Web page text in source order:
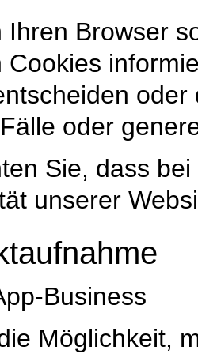
Ihren Browser
Cookies
oder
Sie, dass
unserer
Business
Möglichkeit,